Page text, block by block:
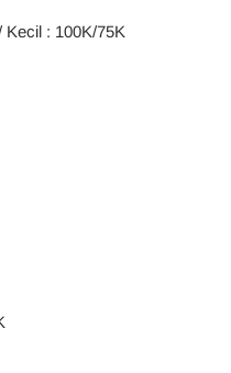
: 100K/75K